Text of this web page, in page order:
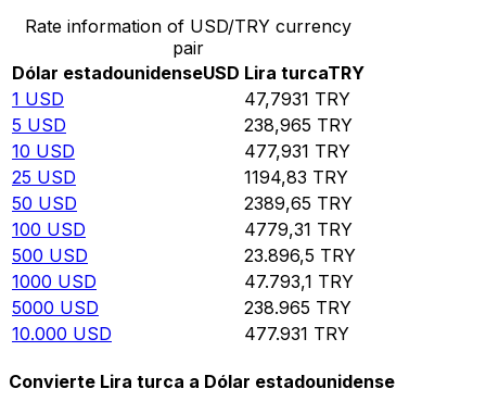
Rate information of USD/TRY currency
pair
Dólar estadounidenseUSD Lira turcaTRY
1 USD 47,7931 TRY
5 USD 238,965 TRY
10 USD 477,931 TRY
25 USD 1194,83 TRY
50 USD 2389,65 TRY
100 USD 4779,31 TRY
500 USD 23.896,5 TRY
1000 USD 47.793,1 TRY
5000 USD 238.965 TRY
10.000 USD 477.931 TRY
Convierte Lira turca a Dólar estadounidense